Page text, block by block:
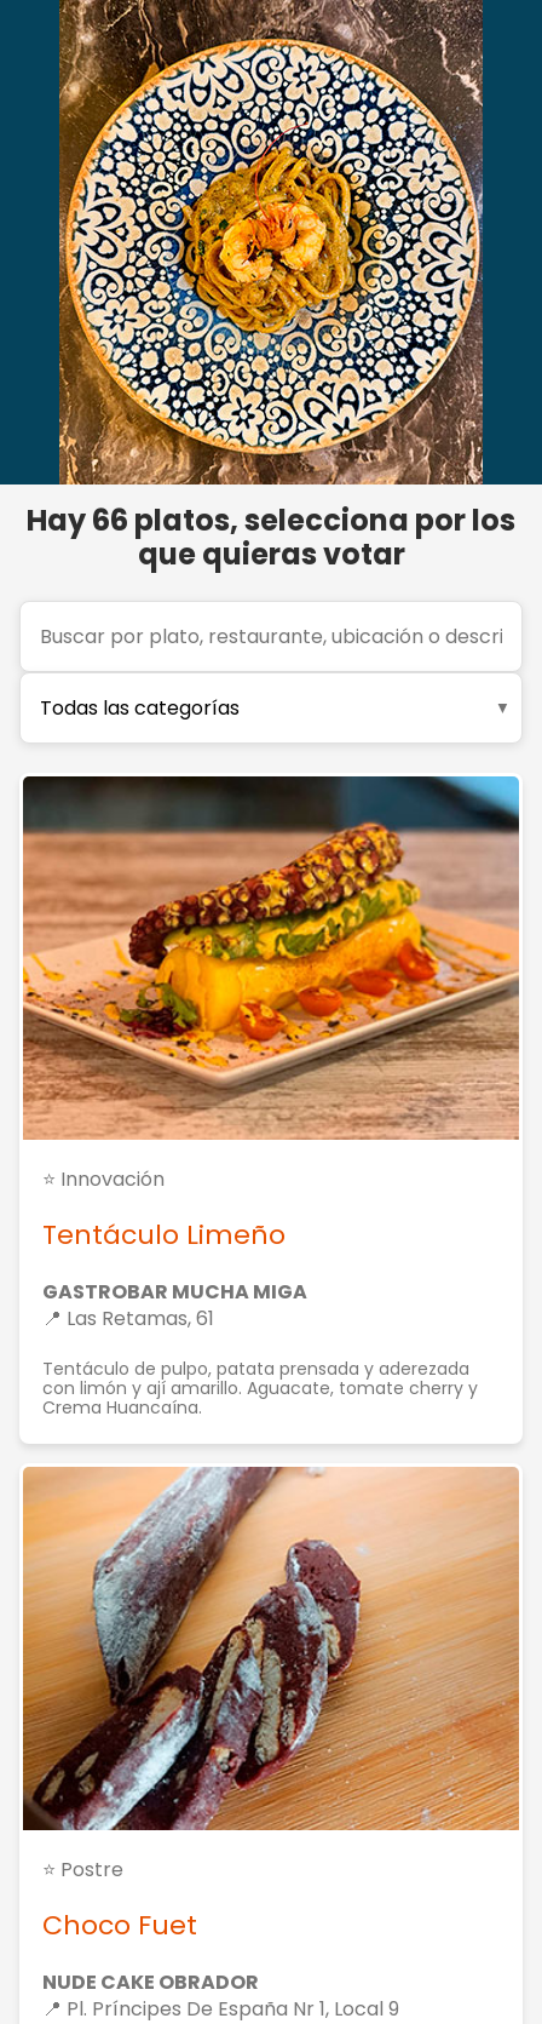
Hay66 platos, selecciona por los
que quieras votar
⭐ Innovación
Tentáculo Limeño
GASTROBAR MUCHA MIGA
📍 Las Retamas, 61
Tentáculo de pulpo, patata prensada y aderezada
con limón y ají amarillo. Aguacate, tomate cherry y
Crema Huancaína.
⭐ Postre
Choco Fuet
NUDE CAKE OBRADOR
📍 Pl. Príncipes De España Nr 1, Local 9